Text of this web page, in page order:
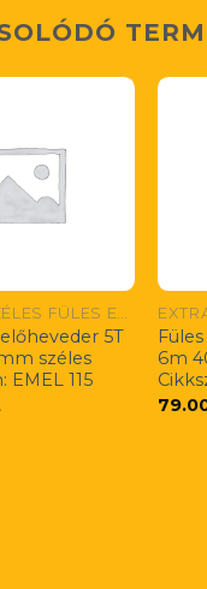
5T
széles
EMEL 115
6m